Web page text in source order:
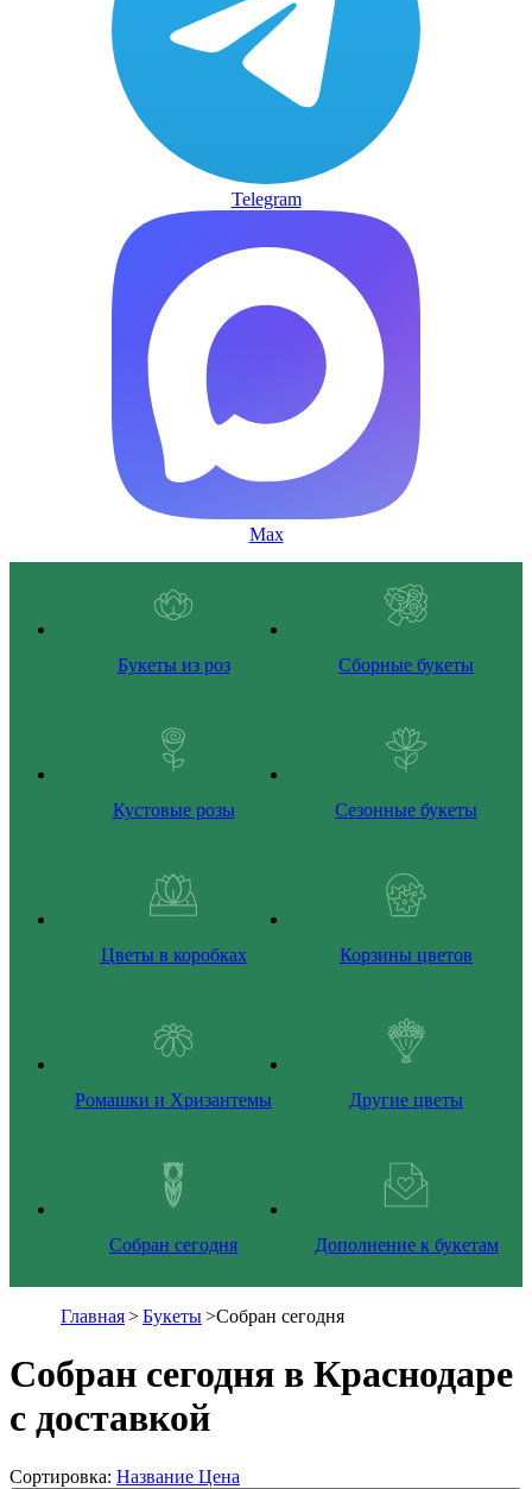
Telegram
Max
Букеты из роз Сборные букеты
Кустовые розы Сезонные букеты
Цветы в коробках Корзины цветов
Ромашки и Хризантемы Другие цветы
Собран сегодня Дополнение к букетам
Главная>Букеты>Собран сегодня
Собран сегодня в Краснодаре
с доставкой
Сортировка: Название Цена